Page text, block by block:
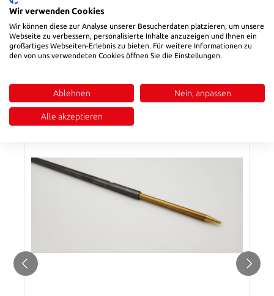
Description
Material: Al-Br
SIMILAR PRODUCTS
Wir verwenden Cookies
Wir können diese zur Analyse unserer Besucherdaten platzieren, um unsere
Webseite zu verbessern, personalisierte Inhalte anzuzeigen und Ihnen ein
großartiges Webseiten-Erlebnis zu bieten. Für weitere Informationen zu
den von uns verwendeten Cookies öffnen Sie die Einstellungen.
Ablehnen Nein, anpassen
Alle akzeptieren